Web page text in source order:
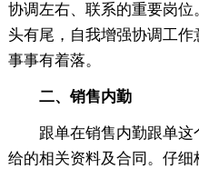
协调左右、联系的重要岗
头有尾，自我增强协调工
事事有着落。
二、销售内勤
跟单在销售内勤跟单这
给的相关资料及合同。仔